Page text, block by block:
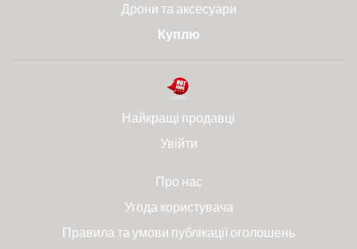
Дрони та аксесуари
Куплю
Найкращі продавці
Увійти
Про нас
Угода користувача
Правила та умови публікації оголошень